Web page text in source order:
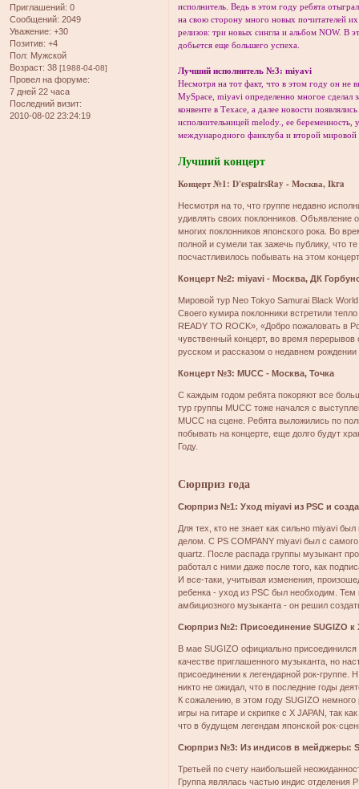
Приглашений: 0
Сообщений: 2049
Уважение: +30
Позитив: +4
Пол: Мужской
Возраст: 38 [1988-04-08]
Провел на форуме:
7 дней 22 часа
Последний визит:
2010-08-02 23:24:19
исполнитель. Ведь в этом году ребята
на свою сторону много новых почитателей
релизов: три новых сингла и альбом NOW. В
добьется еще большего успеха.
Лучший исполнитель №3: miyavi
Несмотря на тот факт, что в этом году он не
MySpace, miyavi определенно многое сделал
конвенте в Техасе, а далее новости
исполнительницей melody., ее
международного фанклуба и второй мировой
Лучший концерт
Концерт №1: D'espairsRay - Москва, Ikra
Несмотря на то, что группе недавно
удивлять своих поклонников.
многих поклонников японского рока. Во
полной и сумели так зажечь публику, что
посчастливилось побывать на этом
Концерт №2: miyavi - Москва, ДК
Мировой тур Neo Tokyo Samurai Black
Своего кумира поклонники встретили
READY TO ROCK», «Добро пожаловать в
чувственный концерт, во время
русском и рассказом о недавнем
Концерт №3: MUCC - Москва, Точка
С каждым годом ребята покоряют все
тур группы MUCC тоже начался с
MUCC на сцене. Ребята выложились по
побывать на концерте, еще долго будут
Году.
Сюрприз года
Сюрприз №1: Уход miyavi из PSC и
Для тех, кто не знает как сильно miyavi
делом. С PS COMPANY miyavi был с
quartz. После распада группы музыкант
работал с ними даже после того, как
И все-таки, учитывая изменения,
ребенка - уход из PSC был необходим.
амбициозного музыканта - он решил
Сюрприз №2: Присоединение SUGIZO к
В мае SUGIZO официально присоединился
качестве приглашенного музыканта, но
присоединении к легендарной рок-группе.
никто не ожидал, что в последние годы
К сожалению, в этом году SUGIZO
игры на гитаре и скрипке с X JAPAN, так
что в будущем легендам японской рок-
Сюрприз №3: Из индисов в мейджеры:
Третьей по счету наибольшей
Группа являлась частью индис отделения